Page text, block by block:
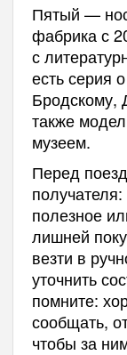
Пятый —
фабрика с
с
есть серия
Бродскому,
также
музеем.
Перед
полезное
лишней
везти в
уточнить
помните:
сообщать,
чтобы за